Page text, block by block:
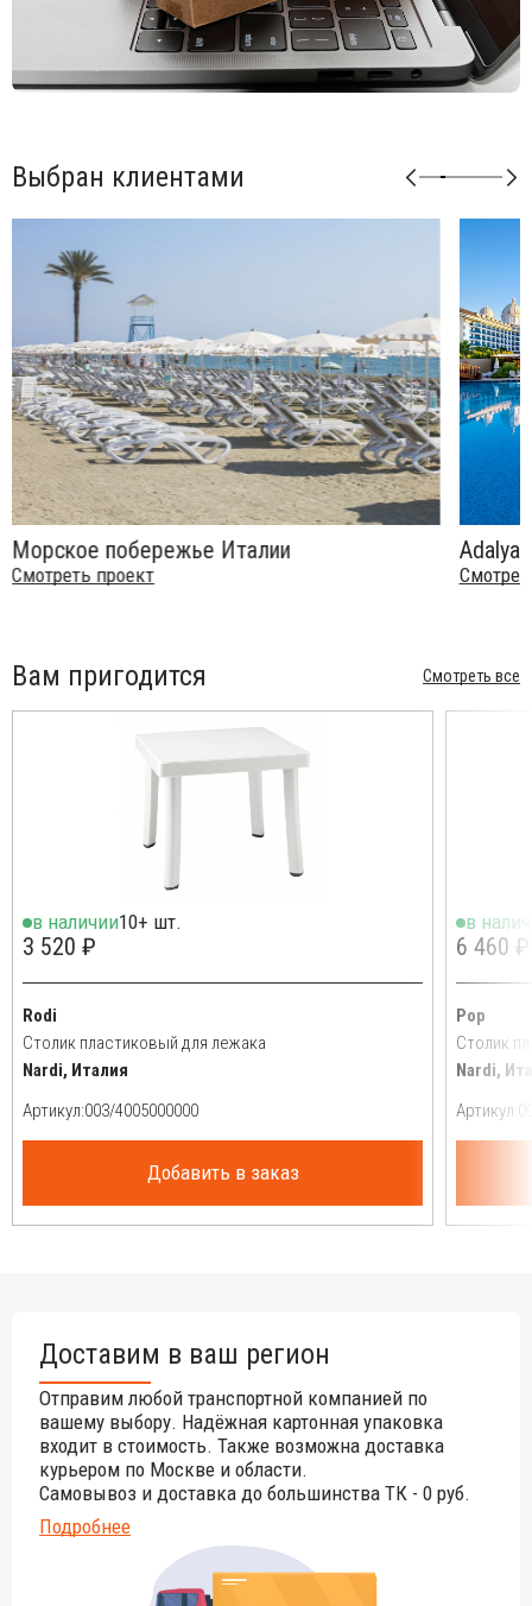
Максимальная глубина погружения в воду должна
составлять не более 300 мм.
Открыть технические характеристики.
информации по нанесению обращайтесь к менеджерам.
солнцезащитныйкозырек, матрас истолики для шезлонгов.
А также ремкомплект для увеличения срока службы
изделия.
Выбран клиентами
Морское побережье Италии
Смотреть проект
Adalya
Вам пригодится Смотреть все
в наличии10+ шт.
3 520 ₽
Rodi
Столик пластиковый для лежака
Nardi, Италия
Артикул:
Добавить в заказ
в
6 460 ₽
Pop
Столик
Nardi,
Артикул:
Доставим в ваш регион
Отправим любой транспортной компанией по
вашему выбору. Надёжная картонная упаковка
входит в стоимость. Также возможна доставка
курьером по Москве и области.
Самовывоз и доставка до большинства ТК - 0 руб.
Подробнее